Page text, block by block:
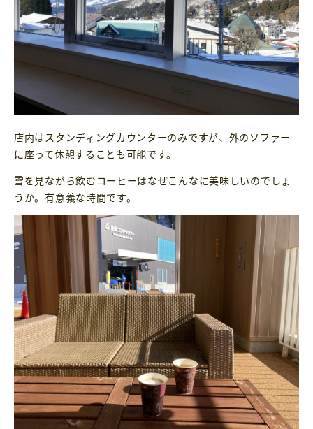
店内はスタンディングカウンターのみですが、外のソファー
に座って休憩することも可能です。
雪を見ながら飲むコーヒーはなぜこんなに美味しいのでしょ
うか。有意義な時間です。